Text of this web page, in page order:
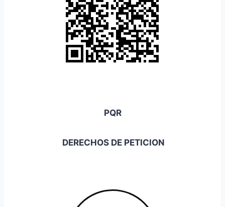
PQR
DERECHOS DE PETICION